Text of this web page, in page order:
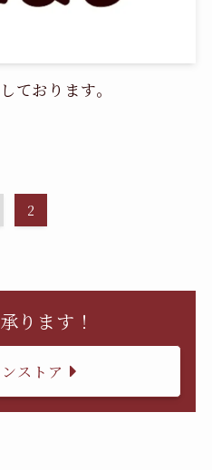
ております。
2
ります！
ストア